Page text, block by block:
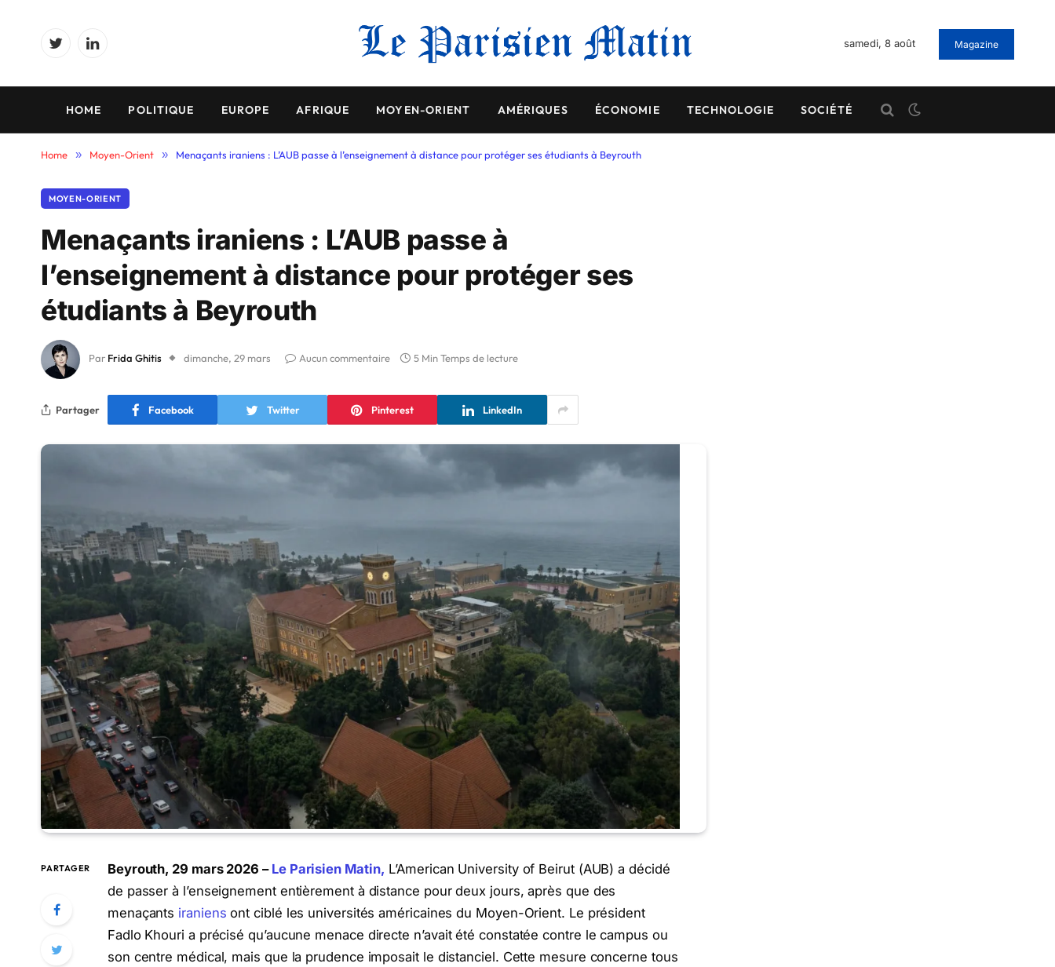
TwitterLinkedIn
samedi, 8 août Magazine
HOME POLITIQUE EUROPE AFRIQUE MOYEN-ORIENT AMÉRIQUES ÉCONOMIE TECHNOLOGIE SOCIÉTÉ
Home » Moyen-Orient » Menaçants iraniens : L’AUB passe à l’enseignement à distance pour protéger ses étudiants à Beyrouth
MOYEN-ORIENT
Menaçants iraniens : L’AUB passe à
l’enseignement à distance pour protéger ses
étudiants à Beyrouth
Par Frida Ghitis dimanche, 29 mars Aucun commentaire 5 Min Temps de lecture
Partager Facebook Twitter Pinterest LinkedIn
PARTAGER Beyrouth, 29 mars 2026 – Le Parisien Matin, L’American University of Beirut (AUB) a décidé
de passer à l’enseignement entièrement à distance pour deux jours, après que des
menaçants iraniens ont ciblé les universités américaines du Moyen-Orient. Le président
Fadlo Khouri a précisé qu’aucune menace directe n’avait été constatée contre le campus ou
son centre médical, mais que la prudence imposait le distanciel. Cette mesure concerne tous